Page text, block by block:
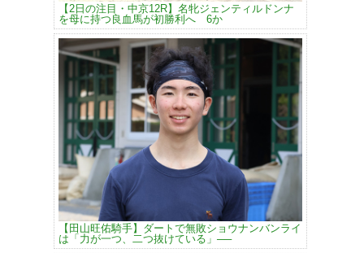
【2日の注目・中京12R】名牝ジェンティルドンナ
を母に持つ良血馬が初勝利へ 6か
【田山旺佑騎手】ダートで無敗ショウナンバンライ
は「力が一つ、二つ抜けている」──